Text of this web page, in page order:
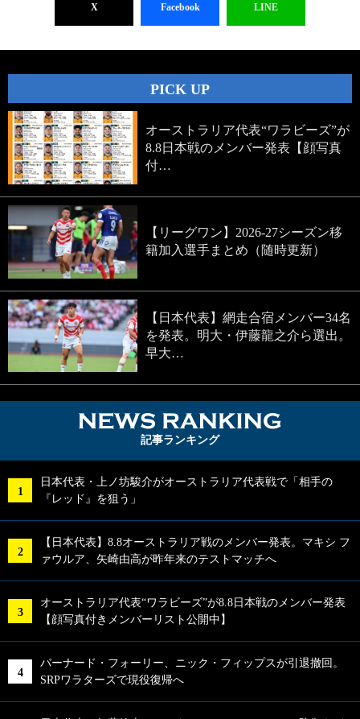
X Facebook LINE
PICK UP
オーストラリア代表“ワラビーズ”が
8.8日本戦のメンバー発表【顔写真
付…
【リーグワン】2026-27シーズン移
籍加入選手まとめ（随時更新）
【日本代表】網走合宿メンバー34名
を発表。明大・伊藤龍之介ら選出。
早大…
記事ランキング
日本代表・上ノ坊駿介がオーストラリア代表戦で「相手の
『レッド』を狙う」
【日本代表】8.8オーストラリア戦のメンバー発表。マキシ フ
ァウルア、矢崎由高が昨年来のテストマッチへ
オーストラリア代表“ワラビーズ”が8.8日本戦のメンバー発表
【顔写真付きメンバーリスト公開中】
バーナード・フォーリー、ニック・フィップスが引退撤回。
SRPワラターズで現役復帰へ